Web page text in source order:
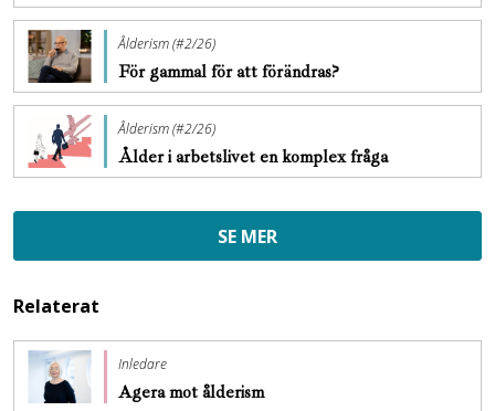
Ålderism (#2/26)
För gammal för att förändras?
Ålderism (#2/26)
Ålder i arbetslivet en komplex fråga
SE MER
Relaterat
Inledare
Agera mot ålderism